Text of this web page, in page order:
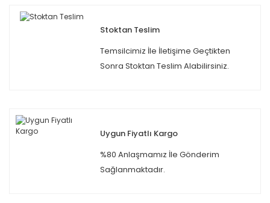
Stoktan Teslim
Temsilcimiz İle İletişime Geçtikten
Sonra Stoktan Teslim Alabilirsiniz.
Uygun Fiyatlı Kargo
%80 Anlaşmamız İle Gönderim
Sağlanmaktadır.